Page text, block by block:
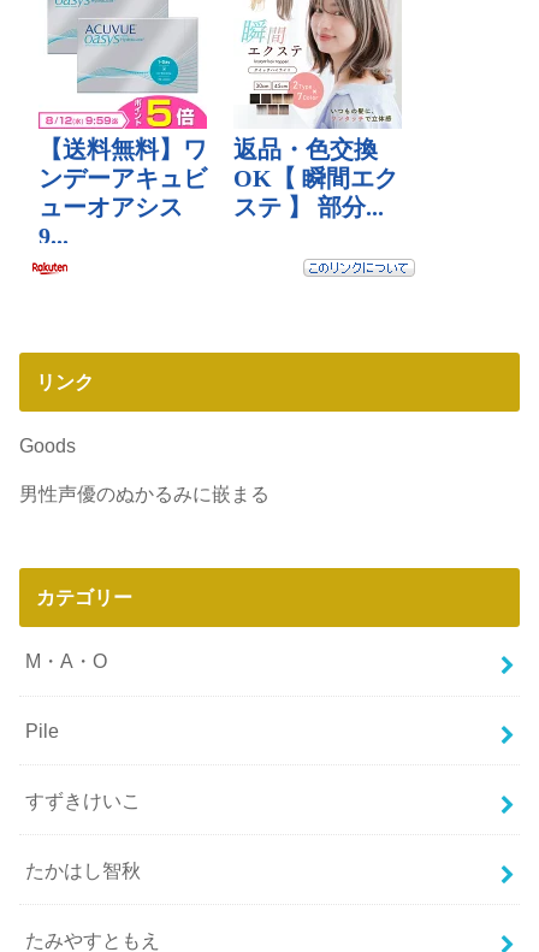
リンク
Goods
男性声優のぬかるみに嵌まる
カテゴリー
M・A・O
Pile
すずきけいこ
たかはし智秋
たみやすともえ